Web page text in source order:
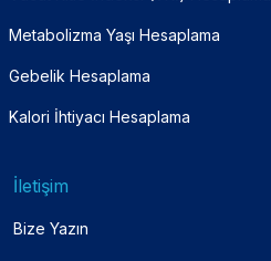
Metabolizma Yaşı Hesaplama
Gebelik Hesaplama
Kalori İhtiyacı Hesaplama
İletişim
Bize Yazın